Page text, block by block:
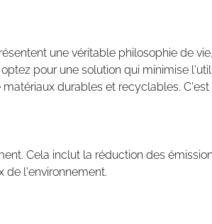
une véritable philosophie de
pour une solution qui minimise
durables et recyclables.
Cela inclut la réduction des
de l'environnement.